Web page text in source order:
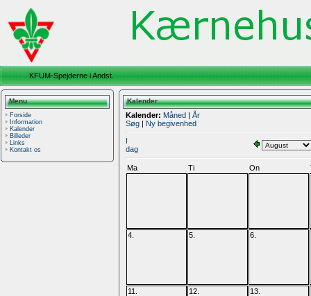
KFUM-Spejderne i Andst.
Menu
Forside
Information
Kalender
Billeder
Links
Kontakt os
Kalender
Kalender: Måned | År
Søg | Ny begivenhed
I
dag
Ma Ti On
4. 5. 6.
11. 12. 13.